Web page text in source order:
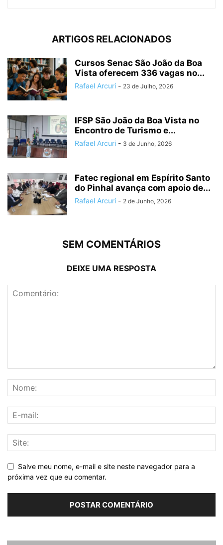
ARTIGOS RELACIONADOS
Cursos Senac São João da Boa
Vista oferecem 336 vagas no...
Rafael Arcuri - 23 de Julho, 2026
IFSP São João da Boa Vista no
Encontro de Turismo e...
Rafael Arcuri - 3 de Junho, 2026
Fatec regional em Espírito Santo
do Pinhal avança com apoio de...
Rafael Arcuri - 2 de Junho, 2026
SEM COMENTÁRIOS
DEIXE UMA RESPOSTA
Salve meu nome, e-mail e site neste navegador para a
próxima vez que eu comentar.